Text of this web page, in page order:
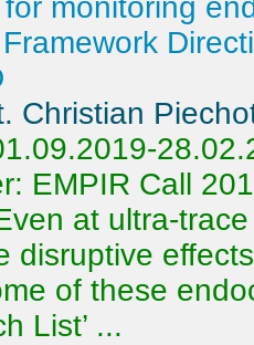
monitoring
Christian
EMPIR Call
at ultra-
disruptive
of these
List’ ...